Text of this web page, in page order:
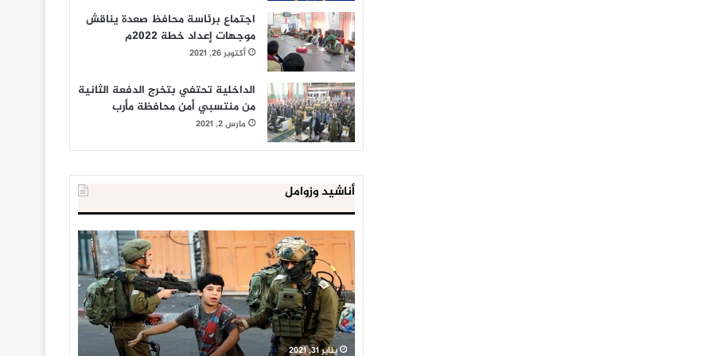
اجتماع برئاسة محافظ صعدة يناقش
موجهات إعداد خطة 2022م
أكتوبر 26, 2021
الداخلية تحتفي بتخرج الدفعة الثانية
من منتسبي أمن محافظة مأرب
مارس 2, 2021
أناشيد وزوامل
العدو
الإسرائيلي
اعتقل
543
طفلا
فلسطينيا
خلال
يناير 31, 2021
الداخلية
المصرية
تعلن
إحباط
‘مخطط
كبير’